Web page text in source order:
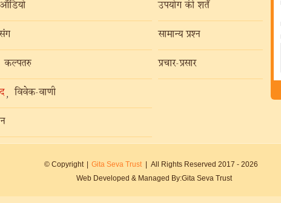
ऑडियो
कल्पतरु
, विवेक-वाणी
उपयोग की शर्तें
सामान्य प्रश्न
प्रचार-प्रसार
© Copyright | Gita Seva Trust | All Rights Reserved 2017 - 2026
Web Developed & Managed By:Gita Seva Trust